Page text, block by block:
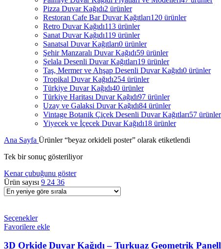
Pizza Duvar Kağıdı2 ürünler
Restoran Cafe Bar Duvar Kağıtları120 ürünler
Retro Duvar Kağıdı113 ürünler
Sanat Duvar Kağıdı119 ürünler
Sanatsal Duvar Kağıtları0 ürünler
Şehir Manzaralı Duvar Kağıdı59 ürünler
Şelala Desenli Duvar Kağıtları19 ürünler
Taş, Mermer ve Ahşap Desenli Duvar Kağıdı0 ürünler
Tropikal Duvar Kağıdı254 ürünler
Türkiye Duvar Kağıdı40 ürünler
Türkiye Haritası Duvar Kağıdı97 ürünler
Uzay ve Galaksi Duvar Kağıdı84 ürünler
Vintage Botanik Çiçek Desenli Duvar Kağıtları57 ürünler
Yiyecek ve İçecek Duvar Kağıdı18 ürünler
Ana Sayfa Ürünler “beyaz orkideli poster” olarak etiketlendi
Tek bir sonuç gösteriliyor
Kenar çubuğunu göster
Ürün sayısı 9 24 36
Seçenekler
Favorilere ekle
3D Orkide Duvar Kağıdı – Turkuaz Geometrik